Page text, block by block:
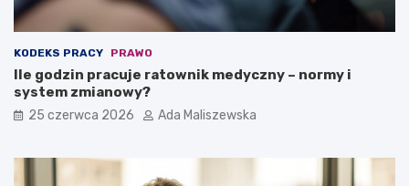
KODEKS PRACY PRAWO
Ile godzin pracuje ratownik medyczny – normy i
system zmianowy?
25 czerwca 2026 Ada Maliszewska